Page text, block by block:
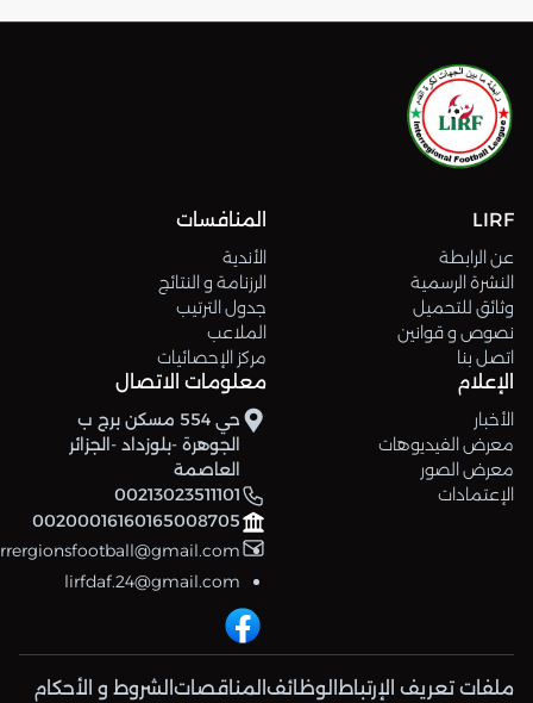
LIRF
عن الرابطة
النشرة الرسمية
وثائق للتحميل
نصوص و قوانين
اتصل بنا
المنافسات
الأندية
الرزنامة و النتائج
جدول الترتيب
الملاعب
مركز الإحصائيات
الإعلام
الأخبار
معرض الفيديوهات
معرض الصور
الإعتمادات
معلومات الاتصال
حي 554 مسكن برج ب
الجوهرة -بلوزداد -الجزائر
العاصمة
00213023511101
00200016160165008705
lirfdaf.24@gmail.com
ملفات تعريف الإرتباط الوظائف المناقصات الشروط و الأحكام